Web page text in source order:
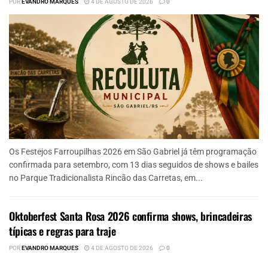
Os Festejos Farroupilhas 2026 em São Gabriel já têm programação
confirmada para setembro, com 13 dias seguidos de shows e bailes
no Parque Tradicionalista Rincão das Carretas, em...
Oktoberfest Santa Rosa 2026 confirma shows, brincadeiras
típicas e regras para traje
POREVANDRO MARQUES 4 DE AGOSTO DE 2026 0